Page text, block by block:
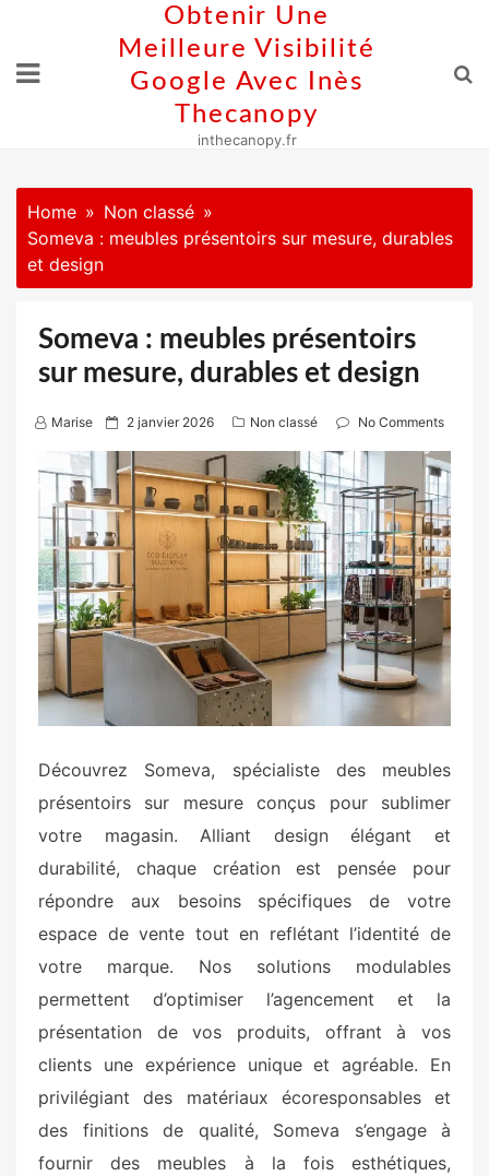
content
Obtenir Une
Meilleure Visibilité
Google Avec Inès
Thecanopy
inthecanopy.fr
Home
Non classé
Someva : meubles présentoirs sur mesure, durables
et design
Someva : meubles présentoirs
sur mesure, durables et design
Marise
P
o
s
t
e
d
n
2 janvier 2026 Non classé No Comments
Découvrez Someva, spécialiste des meubles
présentoirs sur mesure conçus pour sublimer
votre magasin. Alliant design élégant et
durabilité, chaque création est pensée pour
répondre aux besoins spécifiques de votre
espace de vente tout en reflétant l’identité de
votre marque. Nos solutions modulables
permettent d’optimiser l’agencement et la
présentation de vos produits, offrant à vos
clients une expérience unique et agréable. En
privilégiant des matériaux écoresponsables et
des finitions de qualité, Someva s’engage à
fournir des meubles à la fois esthétiques,